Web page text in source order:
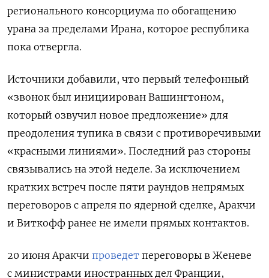
регионального консорциума по обогащению
урана за пределами Ирана, которое республика
пока отвергла.
Источники добавили, что первый телефонный
«звонок был инициирован Вашингтоном,
который озвучил новое предложение» для
преодоления тупика в связи с противоречивыми
«красными линиями». Последний раз стороны
связывались на этой неделе. За исключением
кратких встреч после пяти раундов непрямых
переговоров с апреля по ядерной сделке, Аракчи
и Виткофф ранее не имели прямых контактов.
20 июня Аракчи проведет переговоры в Женеве
с министрами иностранных дел Франции,